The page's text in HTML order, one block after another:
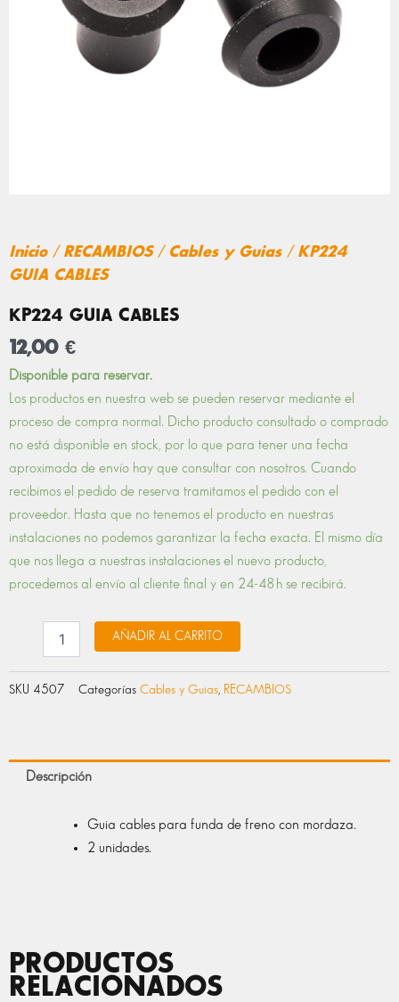
Inicio/ RECAMBIOS/ Cables y Guias/ KP224
GUIA CABLES
KP224 GUIA CABLES
12,00 €
Disponible para reservar.
Los productos en nuestra web se pueden reservar mediante el
proceso de compra normal. Dicho producto consultado o comprado
no está disponible en stock, por lo que para tener una fecha
aproximada de envío hay que consultar con nosotros. Cuando
recibimos el pedido de reserva tramitamos el pedido con el
proveedor. Hasta que no tenemos el producto en nuestras
instalaciones no podemos garantizar la fecha exacta. El mismo día
que nos llega a nuestras instalaciones el nuevo producto,
procedemos al envío al cliente final y en 24-48 h se recibirá.
KP224
GUIA
CABLES
cantidad
AÑADIR AL CARRITO
SKU 4507 Categorías Cables y Guias RECAMBIOS
Descripción
Guia cables para funda de freno con mordaza.
2 unidades.
PRODUCTOS
RELACIONADOS